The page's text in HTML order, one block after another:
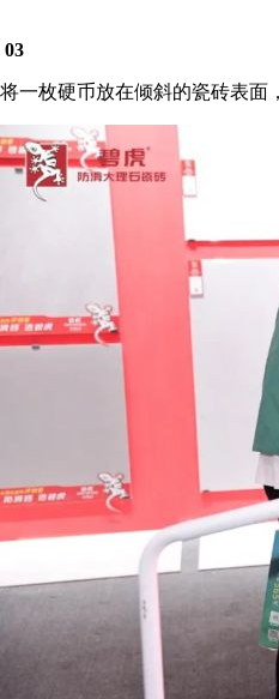
03
将一枚硬币放在倾斜的瓷砖表面